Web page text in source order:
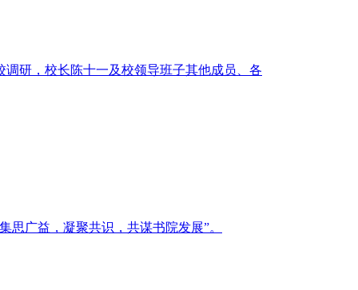
研，校长陈十一及校领导班子其他成员、各
思广益，凝聚共识，共谋书院发展”。